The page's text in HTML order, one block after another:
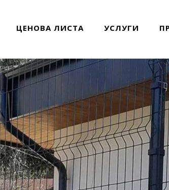
ЦЕНОВА ЛИСТА УСЛУГИ